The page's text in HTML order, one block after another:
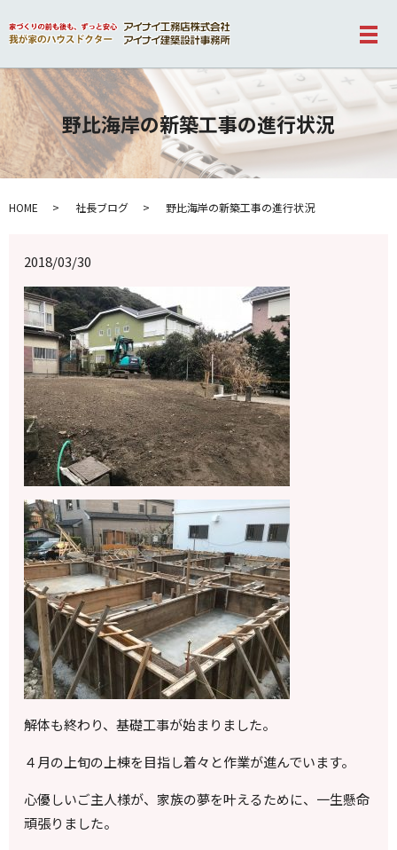
メ
野比海岸の新築工事の進行状況
HOME 社長ブログ 野比海岸の新築工事の進行状況
2018/03/30
解体も終わり、基礎工事が始まりました。
４月の上旬の上棟を目指し着々と作業が進んでいます。
心優しいご主人様が、家族の夢を叶えるために、一生懸命
頑張りました。